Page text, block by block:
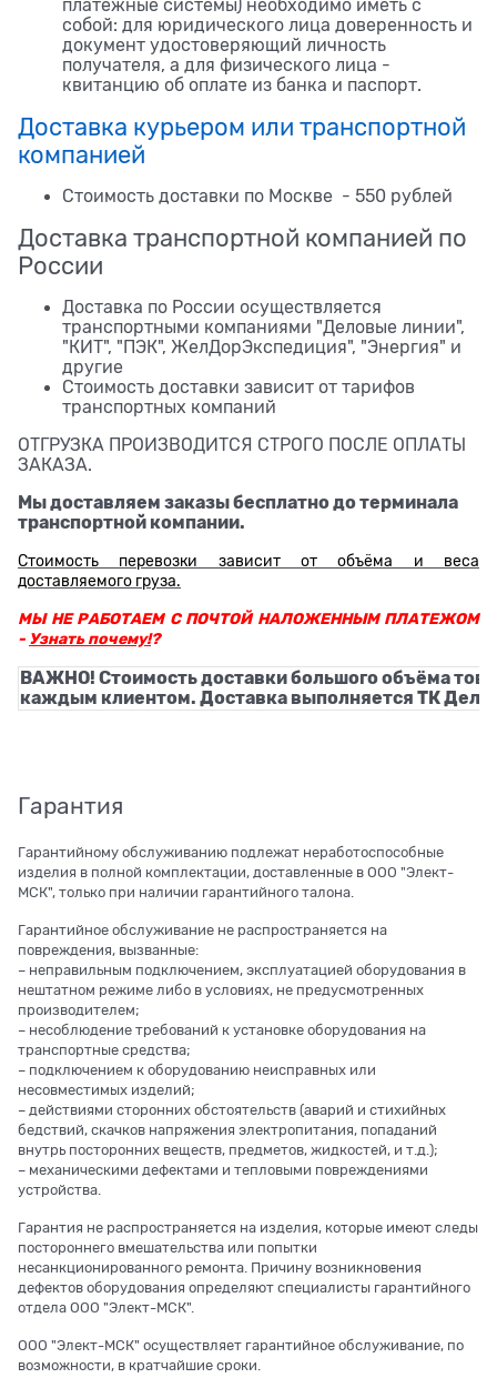
платежные системы) необходимо иметь с
собой: для юридического лица доверенность и
документ удостоверяющий личность
получателя, а для физического лица -
квитанцию об оплате из банка и паспорт.
Доставка курьером или транспортной
компанией
Стоимость доставки по Москве - 550 рублей
Доставка транспортной компанией по
России
Доставка по России осуществляется
транспортными компаниями "Деловые линии",
"КИТ", "ПЭК", ЖелДорЭкспедиция", "Энергия" и
другие
Стоимость доставки зависит от тарифов
транспортных компаний
ОТГРУЗКА ПРОИЗВОДИТСЯ СТРОГО ПОСЛЕ ОПЛАТЫ
ЗАКАЗА.
Мы доставляем заказы бесплатно до терминала
транспортной компании.
Стоимость перевозки зависит от объёма и веса
доставляемого груза.
МЫ НЕ РАБОТАЕМ С ПОЧТОЙ НАЛОЖЕННЫМ ПЛАТЕЖОМ
- Узнать почему!?
ВАЖНО! Стоимость доставки большого объёма
каждым клиентом. Доставка выполняется ТК
Гарантия
Гарантийному обслуживанию подлежат неработоспособные
изделия в полной комплектации, доставленные в ООО "Элект-
МСК", только при наличии гарантийного талона.
Гарантийное обслуживание не распространяется на
повреждения, вызванные:
– неправильным подключением, эксплуатацией оборудования в
нештатном режиме либо в условиях, не предусмотренных
производителем;
– несоблюдение требований к установке оборудования на
транспортные средства;
– подключением к оборудованию неисправных или
несовместимых изделий;
– действиями сторонних обстоятельств (аварий и стихийных
бедствий, скачков напряжения электропитания, попаданий
внутрь посторонних веществ, предметов, жидкостей, и т.д.);
– механическими дефектами и тепловыми повреждениями
устройства.
Гарантия не распространяется на изделия, которые имеют следы
постороннего вмешательства или попытки
несанкционированного ремонта. Причину возникновения
дефектов оборудования определяют специалисты гарантийного
отдела ООО "Элект-МСК".
ООО "Элект-МСК" осуществляет гарантийное обслуживание, по
возможности, в кратчайшие сроки.